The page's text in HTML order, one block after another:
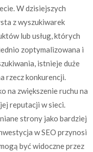
W dzisiejszych
z wyszukiwarek
lub usług, których
zoptymalizowana i
istnieje duże
rzecz konkurencji.
na zwiększenie ruchu na
reputacji w sieci.
strony jako bardziej
w SEO przynosi
być widoczne przez